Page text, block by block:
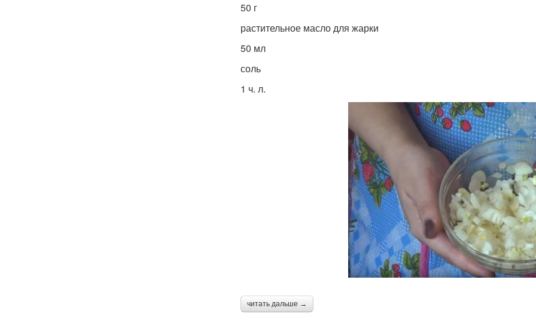
50 г
растительное масло для жарки
50 мл
соль
1 ч. л.
читать дальше →